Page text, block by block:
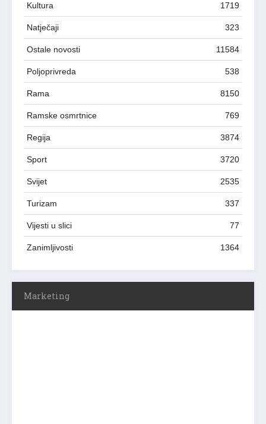
Kultura 1719
Natječaji 323
Ostale novosti 11584
Poljoprivreda 538
Rama 8150
Ramske osmrtnice 769
Regija 3874
Sport 3720
Svijet 2535
Turizam 337
Vijesti u slici 77
Zanimljivosti 1364
Marketing